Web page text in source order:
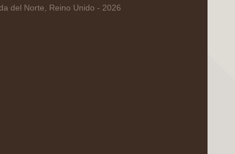
del Norte, Reino Unido - 2026